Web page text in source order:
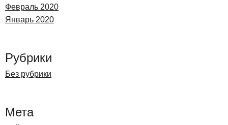
Февраль 2020
Январь 2020
Рубрики
Без рубрики
Мета